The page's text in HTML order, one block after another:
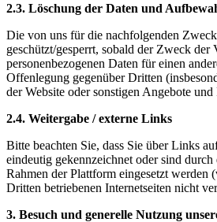
2.3. Löschung der Daten und
Die von uns für die nachfolgenden
geschützt/gesperrt, sobald der Zweck
personenbezogenen Daten für einen
Offenlegung gegenüber Dritten
der Website oder sonstigen Angebote
2.4. Weitergabe / externe Links
Bitte beachten Sie, dass Sie über Links
eindeutig gekennzeichnet oder sind
Rahmen der Plattform eingesetzt
Dritten betriebenen Internetseiten nicht
3. Besuch und generelle Nutzung